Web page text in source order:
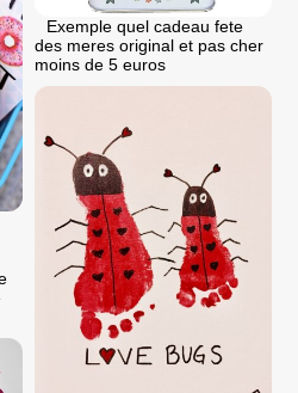
Exemple quel cadeau fete
des meres original et pas cher
moins de 5 euros